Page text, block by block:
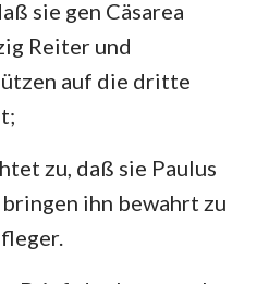
sie gen Cäsarea
Reiter und
auf die dritte
zu, daß sie Paulus
ihn bewahrt zu